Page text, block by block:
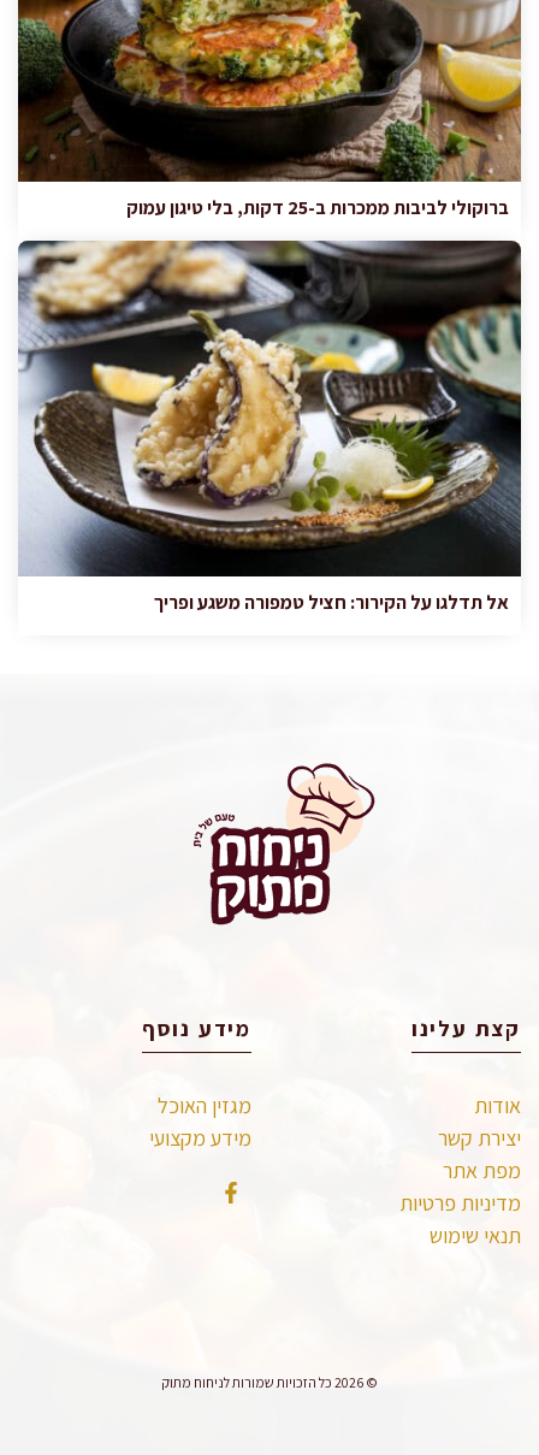
ברוקולי לביבות ממכרות ב-25 דקות, בלי טיגון עמוק
אל תדלגו על הקירור: חציל טמפורה משגע ופריך
קצת עלינו
אודות
יצירת קשר
מפת אתר
מדיניות פרטיות
תנאי שימוש
מידע נוסף
מגזין האוכל
מידע מקצועי
© 2026 כל הזכויות שמורות לניחוח מתוק